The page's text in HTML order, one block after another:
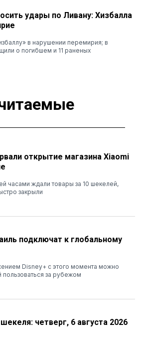
удары по Ливану: Хизбалла
в нарушении перемирия; в
о погибшем и 11 раненых
открытие магазина Xiaomi
часами ждали товары за 10 шекелей,
закрыли
подключат к глобальному
Disney+ с этого момента можно
пользоваться за рубежом
четверг, 6 августа 2026